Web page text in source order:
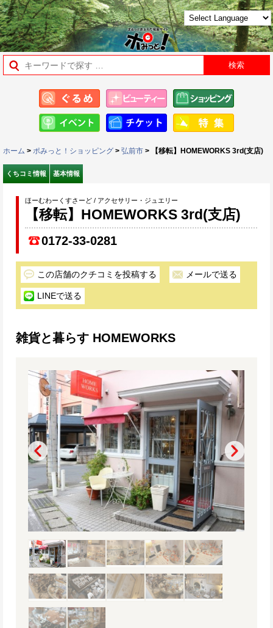
ホーム > ポみっと！ショッピング > 弘前市 > 【移転】HOMEWORKS 3rd(支店)
くちコミ情報 基本情報
ほーむわーくすさーど / アクセサリー・ジュエリー
【移転】HOMEWORKS 3rd(支店)
0172-33-0281
この店舗のクチコミを投稿する メールで送る
LINEで送る
雑貨と暮らす HOMEWORKS